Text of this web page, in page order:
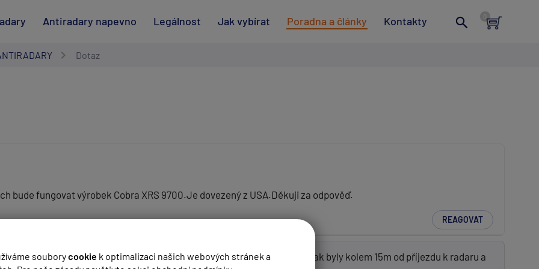
souborycookie k optimalizaci našich webových stránek a
Antiradary napevno Legálnost Jak vybírat Poradna a články Kontakty
Dotaz
bude fungovat výrobek Cobra XRS 9700.Je dovezený z USA.Děkuji za odpověď.
REAGOVAT
řadě chybí GPS databáze stacionárních radarů a kamer. Detekce pak byly kolem 15m od příjezdu k radaru a